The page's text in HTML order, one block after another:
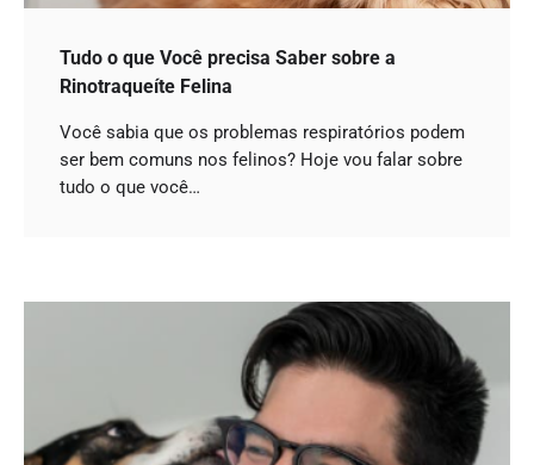
Tudo o que Você precisa Saber sobre a
Rinotraqueíte Felina
Você sabia que os problemas respiratórios podem
ser bem comuns nos felinos? Hoje vou falar sobre
tudo o que você…